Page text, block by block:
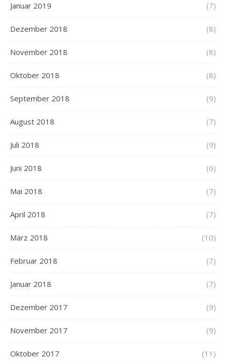
Januar 2019 (7)
Dezember 2018 (8)
November 2018 (8)
Oktober 2018 (8)
September 2018 (9)
August 2018 (7)
Juli 2018 (9)
Juni 2018 (6)
Mai 2018 (7)
April 2018 (7)
März 2018 (10)
Februar 2018 (7)
Januar 2018 (7)
Dezember 2017 (9)
November 2017 (9)
Oktober 2017 (11)